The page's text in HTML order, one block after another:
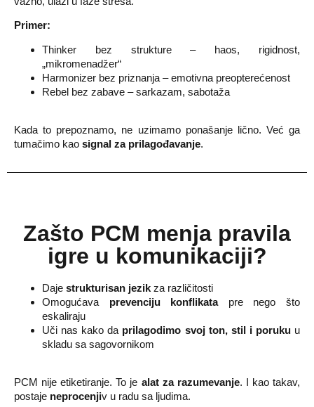
Primer:
Thinker bez strukture – haos, rigidnost,
„mikromenadžer“
Harmonizer bez priznanja – emotivna preopterećenost
Rebel bez zabave – sarkazam, sabotaža
Kada to prepoznamo, ne uzimamo ponašanje lično. Već ga
tumačimo kao signal za prilagođavanje.
Zašto PCM menja pravila
igre u komunikaciji?
Daje strukturisan jezik za različitosti
Omogućava prevenciju konflikatapre nego što
eskaliraju
Uči nas kako da prilagodimo svoj ton, stil i porukuu
skladu sa sagovornikom
PCM nije etiketiranje. To je alat za razumevanje. I kao takav,
postaje neprocenjiv u radu sa ljudima.